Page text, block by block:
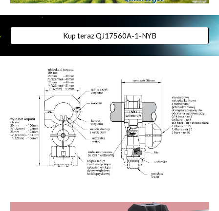
Kup teraz QJ17560A-1-NYB